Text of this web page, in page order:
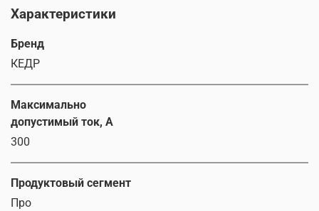
Характеристики
Бренд
КЕДР
Максимально
допустимый ток, А
300
Продуктовый сегмент
Про